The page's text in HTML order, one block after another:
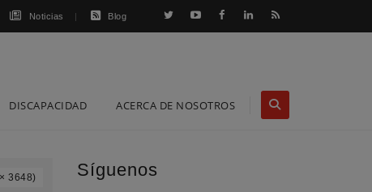
Noticias Blog
DISCAPACIDAD ACERCA DE NOSOTROS
3648) Síguenos